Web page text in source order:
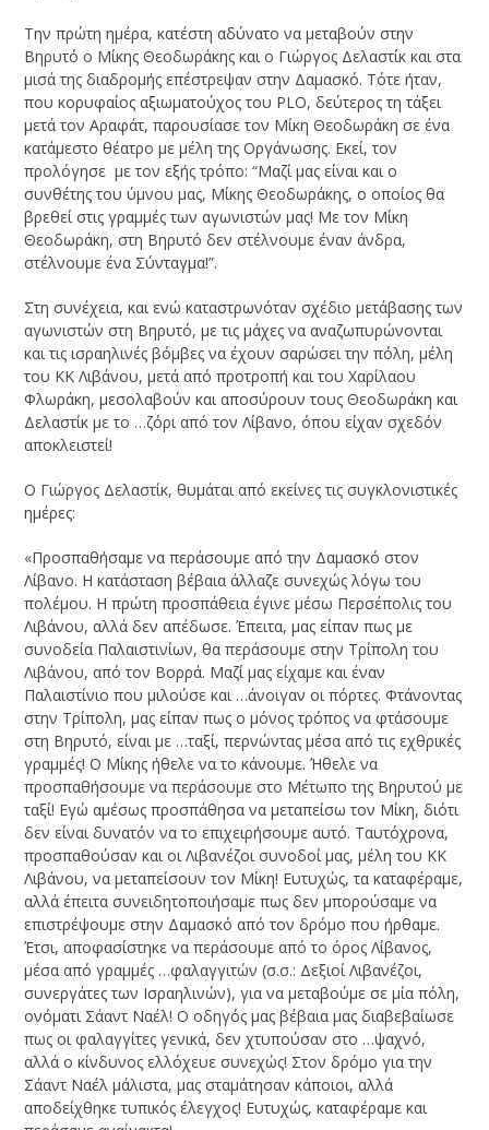
Την πρώτη ημέρα, κατέστη αδύνατο να μεταβούν στην
Βηρυτό ο Μίκης Θεοδωράκης και ο Γιώργος Δελαστίκ και στα
μισά της διαδρομής επέστρεψαν στην Δαμασκό. Τότε ήταν,
που κορυφαίος αξιωματούχος του PLO, δεύτερος τη τάξει
μετά τον Αραφάτ, παρουσίασε τον Μίκη Θεοδωράκη σε ένα
κατάμεστο θέατρο με μέλη της Οργάνωσης. Εκεί, τον
προλόγησε με τον εξής τρόπο: “Μαζί μας είναι και ο
συνθέτης του ύμνου μας, Μίκης Θεοδωράκης, ο οποίος θα
βρεθεί στις γραμμές των αγωνιστών μας! Με τον Μίκη
Θεοδωράκη, στη Βηρυτό δεν στέλνουμε έναν άνδρα,
στέλνουμε ένα Σύνταγμα!”.
Στη συνέχεια, και ενώ καταστρωνόταν σχέδιο μετάβασης των
αγωνιστών στη Βηρυτό, με τις μάχες να αναζωπυρώνονται
και τις ισραηλινές βόμβες να έχουν σαρώσει την πόλη, μέλη
του ΚΚ Λιβάνου, μετά από προτροπή και του Χαρίλαου
Φλωράκη, μεσολαβούν και αποσύρουν τους Θεοδωράκη και
Δελαστίκ με το …ζόρι από τον Λίβανο, όπου είχαν σχεδόν
αποκλειστεί!
Ο Γιώργος Δελαστίκ, θυμάται από εκείνες τις συγκλονιστικές
ημέρες:
«Προσπαθήσαμε να περάσουμε από την Δαμασκό στον
Λίβανο. Η κατάσταση βέβαια άλλαζε συνεχώς λόγω του
πολέμου. Η πρώτη προσπάθεια έγινε μέσω Περσέπολις του
Λιβάνου, αλλά δεν απέδωσε. Έπειτα, μας είπαν πως με
συνοδεία Παλαιστινίων, θα περάσουμε στην Τρίπολη του
Λιβάνου, από τον Βορρά. Μαζί μας είχαμε και έναν
Παλαιστίνιο που μιλούσε και …άνοιγαν οι πόρτες. Φτάνοντας
στην Τρίπολη, μας είπαν πως ο μόνος τρόπος να φτάσουμε
στη Βηρυτό, είναι με …ταξί, περνώντας μέσα από τις εχθρικές
γραμμές! Ο Μίκης ήθελε να το κάνουμε. Ήθελε να
προσπαθήσουμε να περάσουμε στο Μέτωπο της Βηρυτού με
ταξί! Εγώ αμέσως προσπάθησα να μεταπείσω τον Μίκη, διότι
δεν είναι δυνατόν να το επιχειρήσουμε αυτό. Ταυτόχρονα,
προσπαθούσαν και οι Λιβανέζοι συνοδοί μας, μέλη του ΚΚ
Λιβάνου, να μεταπείσουν τον Μίκη! Ευτυχώς, τα καταφέραμε,
αλλά έπειτα συνειδητοποιήσαμε πως δεν μπορούσαμε να
επιστρέψουμε στην Δαμασκό από τον δρόμο που ήρθαμε.
Έτσι, αποφασίστηκε να περάσουμε από το όρος Λίβανος,
μέσα από γραμμές …φαλαγγιτών (σ.σ.: Δεξιοί Λιβανέζοι,
συνεργάτες των Ισραηλινών), για να μεταβούμε σε μία πόλη,
ονόματι Σάαντ Ναέλ! Ο οδηγός μας βέβαια μας διαβεβαίωσε
πως οι φαλαγγίτες γενικά, δεν χτυπούσαν στο …ψαχνό,
αλλά ο κίνδυνος ελλόχευε συνεχώς! Στον δρόμο για την
Σάαντ Ναέλ μάλιστα, μας σταμάτησαν κάποιοι, αλλά
αποδείχθηκε τυπικός έλεγχος! Ευτυχώς, καταφέραμε και